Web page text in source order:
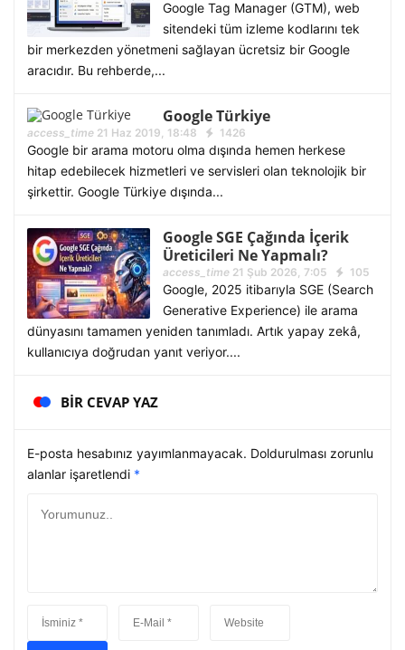
Google Tag Manager (GTM), web
sitendeki tüm izleme kodlarını tek
bir merkezden yönetmeni sağlayan ücretsiz bir Google
aracıdır. Bu rehberde,...
Google Türkiye
access_time 21 Haz 2019, 18:48 1426
Google bir arama motoru olma dışında hemen herkese
hitap edebilecek hizmetleri ve servisleri olan teknolojik bir
şirkettir. Google Türkiye dışında...
Google SGE Çağında İçerik
Üreticileri Ne Yapmalı?
access_time21 Şub 2026, 7:05 105
Google, 2025 itibarıyla SGE (Search
Generative Experience) ile arama
dünyasını tamamen yeniden tanımladı. Artık yapay zekâ,
kullanıcıya doğrudan yanıt veriyor....
BIR CEVAP YAZ
E-posta hesabınız yayımlanmayacak. Doldurulması zorunlu
alanlar işaretlendi *